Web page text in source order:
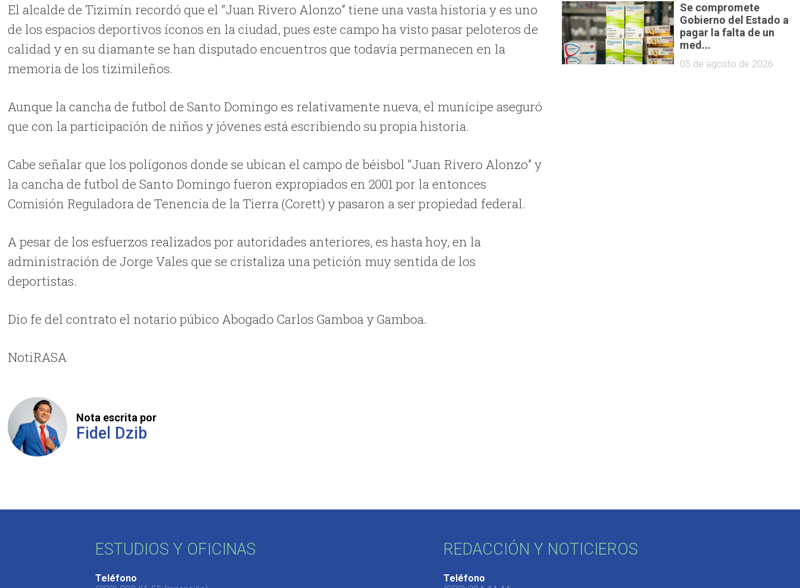
El alcalde de Tizimín recordó que el “Juan Rivero Alonzo” tiene una vasta historia y es uno
de los espacios deportivos íconos en la ciudad, pues este campo ha visto pasar peloteros de
calidad y en su diamante se han disputado encuentros que todavía permanecen en la
memoria de los tizimileños.
Aunque la cancha de futbol de Santo Domingo es relativamente nueva, el munícipe aseguró
que con la participación de niños y jóvenes está escribiendo su propia historia.
Cabe señalar que los polígonos donde se ubican el campo de béisbol “Juan Rivero Alonzo” y
la cancha de futbol de Santo Domingo fueron expropiados en 2001 por la entonces
Comisión Reguladora de Tenencia de la Tierra (Corett) y pasaron a ser propiedad federal.
A pesar de los esfuerzos realizados por autoridades anteriores, es hasta hoy, en la
administración de Jorge Vales que se cristaliza una petición muy sentida de los
deportistas.
Dio fe del contrato el notario púbico Abogado Carlos Gamboa y Gamboa.
NotiRASA
Nota escrita por
Fidel Dzib
Se compromete
Gobierno del Estado a
pagar la falta de un
med...
05 de agosto de 2026
ESTUDIOS Y OFICINAS
Teléfono
REDACCIÓN Y NOTICIEROS
Teléfono